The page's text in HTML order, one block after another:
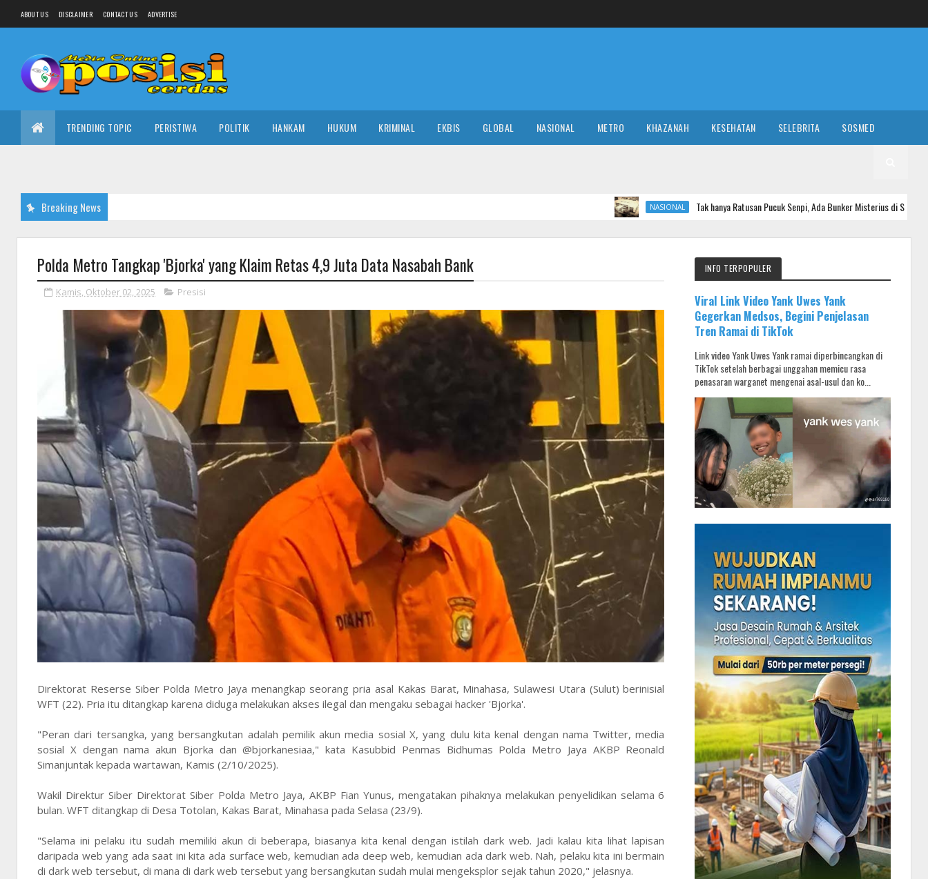
ABOUT US DISCLAIMER CONTACT US ADVERTISE
TRENDING TOPIC PERISTIWA POLITIK HANKAM HUKUM KRIMINAL EKBIS GLOBAL NASIONAL METRO KHAZANAH KESEHATAN SELEBRITA SOSMED
Breaking News Tak hanya Ratusan Pucuk Senpi, Ada Bunker Misterius di Sekolah Swasta Jaksel
Polda Metro Tangkap 'Bjorka' yang Klaim Retas 4,9 Juta Data Nasabah Bank
Kamis, Oktober 02, 2025 Presisi
Direktorat Reserse Siber Polda Metro Jaya menangkap seorang pria asal Kakas Barat, Minahasa, Sulawesi Utara (Sulut) berinisial
WFT (22). Pria itu ditangkap karena diduga melakukan akses ilegal dan mengaku sebagai hacker 'Bjorka'.
"Peran dari tersangka, yang bersangkutan adalah pemilik akun media sosial X, yang dulu kita kenal dengan nama Twitter, media
sosial X dengan nama akun Bjorka dan @bjorkanesiaa," kata Kasubbid Penmas Bidhumas Polda Metro Jaya AKBP Reonald
Simanjuntak kepada wartawan, Kamis (2/10/2025).
Wakil Direktur Siber Direktorat Siber Polda Metro Jaya, AKBP Fian Yunus, mengatakan pihaknya melakukan penyelidikan selama 6
bulan. WFT ditangkap di Desa Totolan, Kakas Barat, Minahasa pada Selasa (23/9).
"Selama ini pelaku itu sudah memiliki akun di beberapa, biasanya kita kenal dengan istilah dark web. Jadi kalau kita lihat lapisan
daripada web yang ada saat ini kita ada surface web, kemudian ada deep web, kemudian ada dark web. Nah, pelaku kita ini bermain
di dark web tersebut, di mana di dark web tersebut yang bersangkutan sudah mulai mengeksplor sejak tahun 2020," jelasnya.
INFO TERPOPULER
Viral Link Video Yank Uwes Yank
Gegerkan Medsos, Begini Penjelasan
Tren Ramai di TikTok
Link video Yank Uwes Yank ramai diperbincangkan di
TikTok setelah berbagai unggahan memicu rasa
penasaran warganet mengenai asal-usul dan ko...